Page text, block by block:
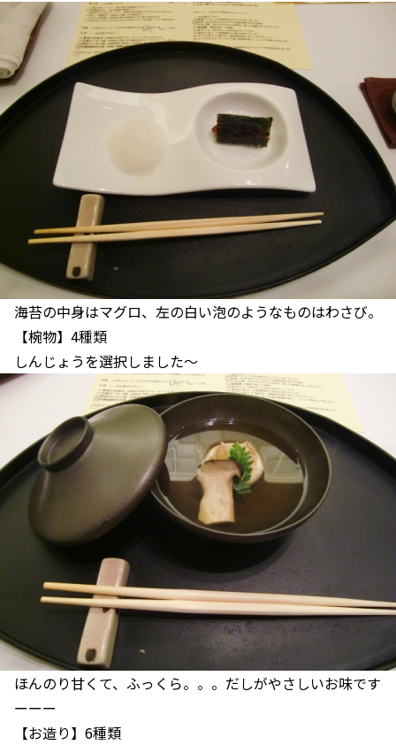
海苔の中身はマグロ、左の白い泡のようなものはわさび。
【椀物】4種類
しんじょうを選択しました～
ほんのり甘くて、ふっくら。。。だしがやさしいお味です
ーーー
【お造り】6種類